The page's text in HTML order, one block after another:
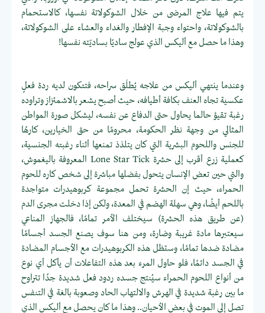
يتم فيها علاج المرضى من خلال الشوكولاتة نفسها، كالاستحمام
بالشوكولاتة، واحتواء وجبة الإفطار والغداء والعشاء على الشوكولاتة،
وهذا ما حصل مع أليكس الذي عولج ساديًا بساديّته نفسها!
وعندما ينتهي أليكس من علاجه يُطلَق سراحه، فتتكون لديه ردة فعلٍ
عكسية تجاه العنف بكافة أطيافه، حيث أصبح يشعر بالاشمئزاز وتراوده
رغبة تقيؤ حالما يحاول حتى الدفاع عن نفسه، ليشكل صورة المواطن
المثالي من وجهة نظر الحكومة، محرومًا من حق الخيارين، كارهًا
للجنس واللحوم البشرية التي كان يتلذذ تمنعها أثناء رغبته الجنسية،
كعملية زرع أقرب إلى حشرة Lone Star Tick المعروفة باليغموش،
والتي حين تعض الإنسان يتحول بفضلها مباشرة إلى شخص كاره للحوم
الحمراء، حيث إن الحشرة تحمل مجموعة كربوهيدرات متواجدة
باللحم أيضًا، وهي سهلة الهضم في المعدة، ولكن إذا دخلت مجرى الدم
(عن طريق هذه الحشرة) سيختلف الأمر تمامًا، فالجهاز المناعي
سيعتبرها مادة غريبة وضارة، ومن هنا سوف يصنع الجسد أجسامًا
مضادة ضدها تمامًا، وستظل هذه الكربوهيدرات مع الأجسام المضادة
في الجسد دائمًا، فلو حاول المرء بعد هذه التفاعلات أن يأكل أي نوع
من أنواع اللحوم الحمراء سيُنتج جسده ردود فعل شديدة جدًا تتراوح
ما بين رغبة شديدة في الهرش والالتهاب الحاد وصعوبة بالغة في التنفس
تصل إلى الموت في بعض الأحيان.. وهذا ما كان يحصل مع أليكس الذي